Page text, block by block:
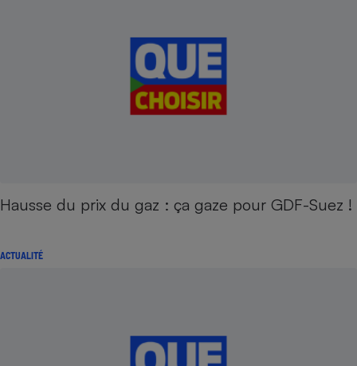
Hausse du prix du gaz : ça gaze pour GDF-Suez !
ACTUALITÉ